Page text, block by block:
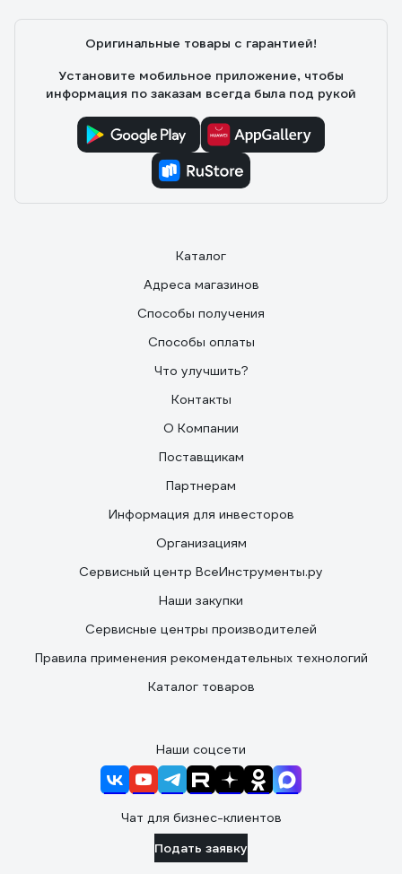
Оригинальные товары с гарантией!
Установите мобильное приложение, чтобы
информация по заказам всегда была под рукой
Каталог
Адреса магазинов
Способы получения
Способы оплаты
Что улучшить?
Контакты
О Компании
Поставщикам
Партнерам
Информация для инвесторов
Организациям
Сервисный центр ВсеИнструменты.ру
Наши закупки
Сервисные центры производителей
Правила применения рекомендательных технологий
Каталог товаров
Наши соцсети
Чат для бизнес-клиентов
Подать заявку